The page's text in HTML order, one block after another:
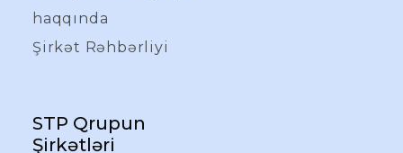
haqqında
Şirkət Rəhbərliyi
STP Qrupun
Şirkətləri